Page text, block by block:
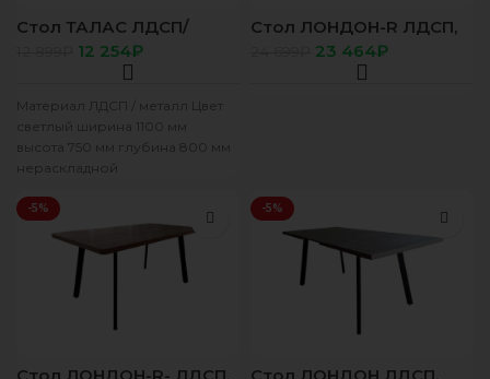
Стол ТАЛАС ЛДСП/
1100*800 Дуб крафт
золотой Z900 черный
12 254₽
Материал ЛДСП / металл Цвет
светлый ширина 1100 мм
высота 750 мм глубина 800 мм
нераскладной
Стол ЛОНДОН-R ЛДСП,
1600(2000)*850, Дуб
самдал (Z 01 цвет
23 464₽
-5%
Стол ЛОНДОН-R- ЛДСП,
-5%
Стол ЛОНДОН ЛДСП,